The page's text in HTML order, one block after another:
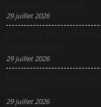
29 juillet 2026
29 juillet 2026
29 juillet 2026